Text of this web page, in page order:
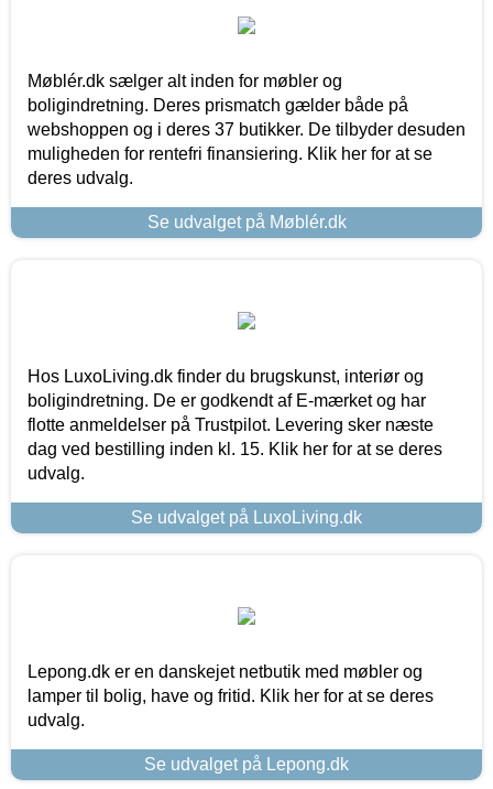
Møblér.dk sælger alt inden for møbler og
boligindretning. Deres prismatch gælder både på
webshoppen og i deres 37 butikker. De tilbyder desuden
muligheden for rentefri finansiering. Klik her for at se
deres udvalg.
Se udvalget på Møblér.dk
Hos LuxoLiving.dk finder du brugskunst, interiør og
boligindretning. De er godkendt af E-mærket og har
flotte anmeldelser på Trustpilot. Levering sker næste
dag ved bestilling inden kl. 15. Klik her for at se deres
udvalg.
Se udvalget på LuxoLiving.dk
Lepong.dk er en danskejet netbutik med møbler og
lamper til bolig, have og fritid. Klik her for at se deres
udvalg.
Se udvalget på Lepong.dk